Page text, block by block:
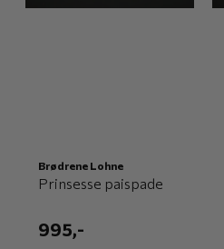
Brødrene Lohne
Prinsesse paispade
995,-